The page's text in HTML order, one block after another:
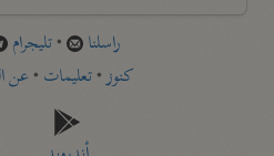
راسلنا •تليجرام
كنوز•تعليمات •عن